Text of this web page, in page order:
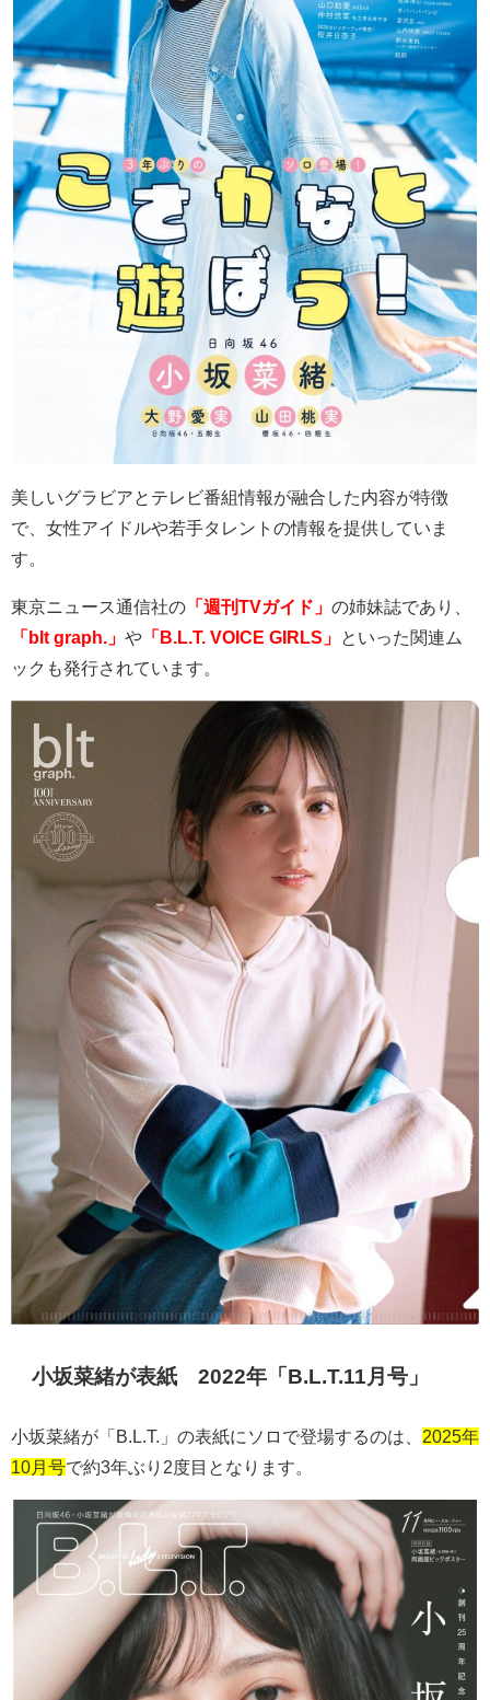
美しいグラビアとテレビ番組情報が融合した内容が特徴
で、女性アイドルや若手タレントの情報を提供していま
す。
東京ニュース通信社の 「週刊TVガイド」 の姉妹誌であり、
「blt graph.」 や 「B.L.T. VOICE GIRLS」
といった関連ム
ックも発行されています。
小坂菜緒が表紙 2022年「 B.L.T.11月号 」
小坂菜緒が「 B.L.T. 」の表紙にソロで登場するのは、 2025年
10月号で約3年ぶり 2度目となります。